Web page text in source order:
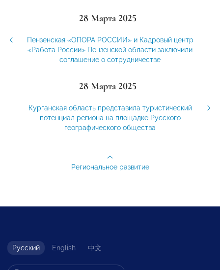
28 Марта 2025
Пензенская «ОПОРА РОССИИ» и Кадровый центр
«Работа России» Пензенской области заключили
соглашение о сотрудничестве
28 Марта 2025
Курганская область представила туристический
потенциал региона на площадке Русского
географического общества
Региональное развитие
Русский English 中文